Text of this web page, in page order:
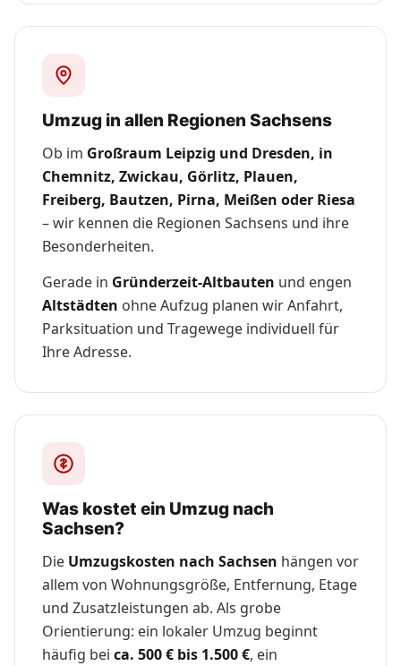
Umzug in allen Regionen Sachsens
Ob im Großraum Leipzig und Dresden, in
Chemnitz, Zwickau, Görlitz, Plauen,
Freiberg, Bautzen, Pirna, Meißen oder Riesa
– wir kennen die Regionen Sachsens und ihre
Besonderheiten.
Gerade in Gründerzeit-Altbauten und engen
Altstädten ohne Aufzug planen wir Anfahrt,
Parksituation und Tragewege individuell für
Ihre Adresse.
Was kostet ein Umzug nach
Sachsen?
Die Umzugskosten nach Sachsen hängen vor
allem von Wohnungsgröße, Entfernung, Etage
und Zusatzleistungen ab. Als grobe
Orientierung: ein lokaler Umzug beginnt
häufig bei ca. 500 € bis 1.500 €, ein